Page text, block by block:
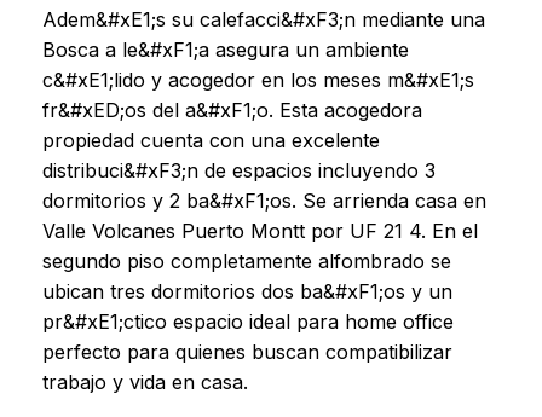
Adem&#xE1;s su calefacci&#xF3;n mediante una
Bosca a le&#xF1;a asegura un ambiente
c&#xE1;lido y acogedor en los meses m&#xE1;s
fr&#xED;os del a&#xF1;o. Esta acogedora
propiedad cuenta con una excelente
distribuci&#xF3;n de espacios incluyendo 3
dormitorios y 2 ba&#xF1;os. Se arrienda casa en
Valle Volcanes Puerto Montt por UF 21 4. En el
segundo piso completamente alfombrado se
ubican tres dormitorios dos ba&#xF1;os y un
pr&#xE1;ctico espacio ideal para home office
perfecto para quienes buscan compatibilizar
trabajo y vida en casa.